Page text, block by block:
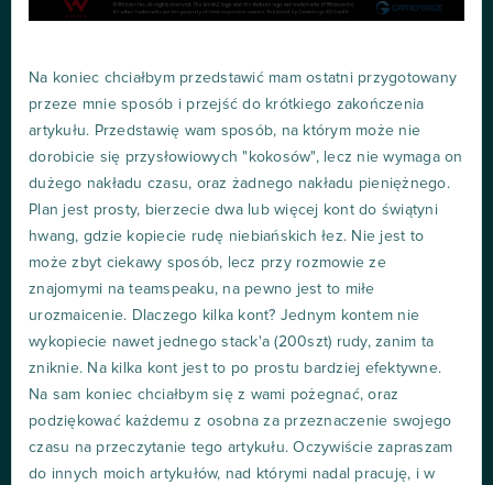
Na koniec chciałbym przedstawić mam ostatni przygotowany
przeze mnie sposób i przejść do krótkiego zakończenia
artykułu. Przedstawię wam sposób, na którym może nie
dorobicie się przysłowiowych "kokosów", lecz nie wymaga on
dużego nakładu czasu, oraz żadnego nakładu pieniężnego.
Plan jest prosty, bierzecie dwa lub więcej kont do świątyni
hwang, gdzie kopiecie rudę niebiańskich łez. Nie jest to
może zbyt ciekawy sposób, lecz przy rozmowie ze
znajomymi na teamspeaku, na pewno jest to miłe
urozmaicenie. Dlaczego kilka kont? Jednym kontem nie
wykopiecie nawet jednego stack'a (200szt) rudy, zanim ta
zniknie. Na kilka kont jest to po prostu bardziej efektywne.
Na sam koniec chciałbym się z wami pożegnać, oraz
podziękować każdemu z osobna za przeznaczenie swojego
czasu na przeczytanie tego artykułu. Oczywiście zapraszam
do innych moich artykułów, nad którymi nadal pracuję, i w